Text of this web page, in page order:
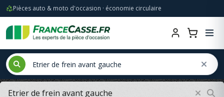
Pièces auto & moto d'occasion · économie circulaire